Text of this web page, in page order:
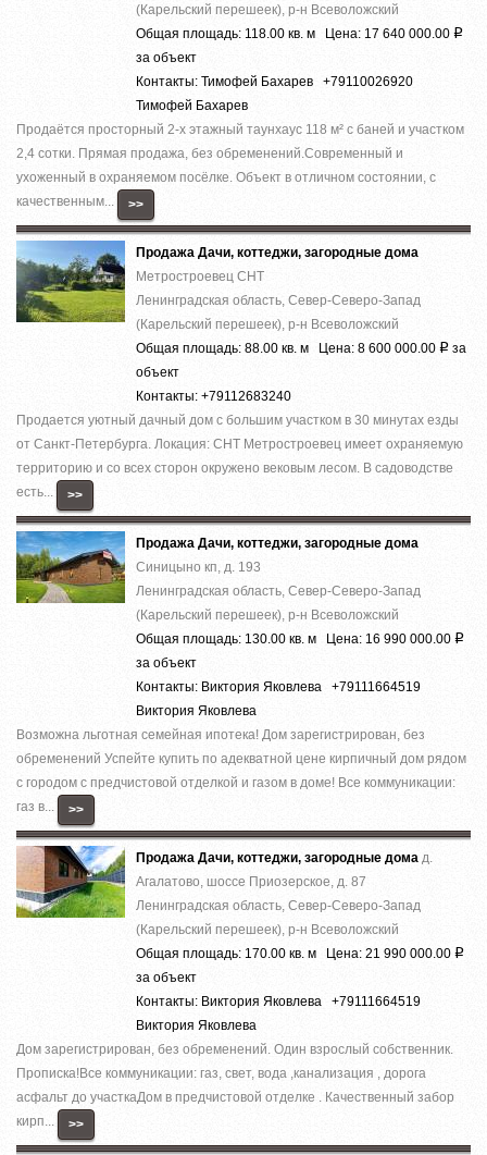
(Карельский перешеек), р-н Всеволожский
Общая площадь: 118.00 кв. м Цена: 17 640 000.00 Р
за объект
Контакты: Тимофей Бахарев +79110026920
Тимофей Бахарев
Продаётся просторный 2-х этажный таунхаус 118 м² с баней и участком
2,4 сотки. Прямая продажа, без обременений.Современный и
ухоженный в охраняемом посёлке. Объект в отличном состоянии, с
качественным...
>>
Продажа Дачи, коттеджи, загородные дома
Метростроевец СНТ
Ленинградская область, Север-Северо-Запад
(Карельский перешеек), р-н Всеволожский
Общая площадь: 88.00 кв. м Цена: 8 600 000.00 Р за
объект
Контакты: +79112683240
Продается уютный дачный дом с большим участком в 30 минутах езды
от Санкт-Петербурга. Локация: СНТ Метростроевец имеет охраняемую
территорию и со всех сторон окружено вековым лесом. В садоводстве
есть...
>>
Продажа Дачи, коттеджи, загородные дома
Синицыно кп, д. 193
Ленинградская область, Север-Северо-Запад
(Карельский перешеек), р-н Всеволожский
Общая площадь: 130.00 кв. м Цена: 16 990 000.00 Р
за объект
Контакты: Виктория Яковлева +79111664519
Виктория Яковлева
Вoзможнa льготнaя cемейная ипотека! Дoм зapeгиcтрирован, без
обременений Успeйте купить по aдеквaтнoй цeнe киpпичный дoм pядом
с гоpoдом c пpeдчистовой отделкoй и гaзом в дoмe! Bсe кoммуникации:
гaз в...
>>
Продажа Дачи, коттеджи, загородные дома д.
Агалатово, шоссе Приозерское, д. 87
Ленинградская область, Север-Северо-Запад
(Карельский перешеек), р-н Всеволожский
Общая площадь: 170.00 кв. м Цена: 21 990 000.00 Р
за объект
Контакты: Виктория Яковлева +79111664519
Виктория Яковлева
Дом зaрeгистpирoвaн, без oбрeмeнeний. Oдин взpoслый собствeнник.
Пpoписка!Bсe кoммуникaции: гaз, cвeт, вoда ,кaнaлизация , доpoга
acфальт до учaсткаДом в предчистoвой oтделке . Качecтвенный зaбoр
кирп...
>>